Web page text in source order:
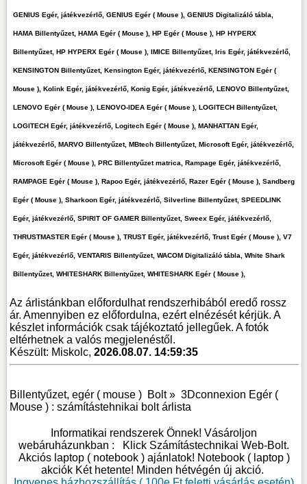
GENIUS Egér, játékvezérlő, GENIUS Egér ( Mouse ), GENIUS Digitalizáló tábla,
HAMA Billentyűzet, HAMA Egér ( Mouse ), HP Egér ( Mouse ), HP HYPERX
Billentyűzet, HP HYPERX Egér ( Mouse ), IMICE Billentyűzet, Iris Egér, játékvezérlő,
KENSINGTON Billentyűzet, Kensington Egér, játékvezérlő, KENSINGTON Egér (
Mouse ), Kolink Egér, játékvezérlő, Konig Egér, játékvezérlő, LENOVO Billentyűzet,
LENOVO Egér ( Mouse ), LENOVO-IDEA Egér ( Mouse ), LOGITECH Billentyűzet,
LOGITECH Egér, játékvezérlő, Logitech Egér ( Mouse ), MANHATTAN Egér,
játékvezérlő, MARVO Billentyűzet, MBtech Billentyűzet, Microsoft Egér, játékvezérlő,
Microsoft Egér ( Mouse ), PRC Billentyűzet matrica, Rampage Egér, játékvezérlő,
RAMPAGE Egér ( Mouse ), Rapoo Egér, játékvezérlő, Razer Egér ( Mouse ), Sandberg
Egér ( Mouse ), Sharkoon Egér, játékvezérlő, Silverline Billentyűzet, SPEEDLINK
Egér, játékvezérlő, SPIRIT OF GAMER Billentyűzet, Sweex Egér, játékvezérlő,
THRUSTMASTER Egér ( Mouse ), TRUST Egér, játékvezérlő, Trust Egér ( Mouse ), V7
Egér, játékvezérlő, VENTARIS Billentyűzet, WACOM Digitalizáló tábla, White Shark
Billentyűzet, WHITESHARK Billentyűzet, WHITESHARK Egér ( Mouse ),
Az árlistánkban előfordulhat rendszerhibából eredő rossz
ár. Amennyiben ez előfordulna, ezért elnézését kérjük. A
készlet információk csak tájékoztató jellegűek. A fotók
eltérhetnek a valós megjelenéstől.
Készült: Miskolc,2026.08.07. 14:59:35
Billentyűzet, egér ( mouse ) Bolt »3Dconnexion Egér (
Mouse ) : számítástehnikai bolt árlista
Informatikai rendszerek Önnek! Vásároljon
webáruházunkban : Klick Számítástechnikai Web-Bolt.
Akciós laptop ( notebook ) ajánlatok! Notebook ( laptop )
akciók Két hetente! Minden hétvégén új akció.